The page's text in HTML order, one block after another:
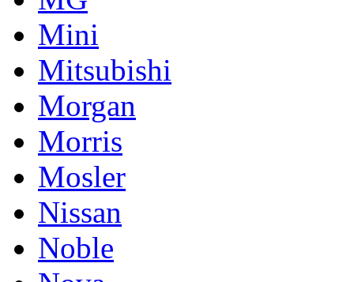
Mini
Mitsubishi
Morgan
Morris
Mosler
Nissan
Noble